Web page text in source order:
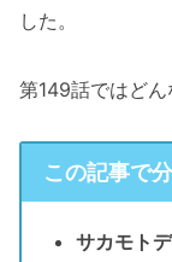
した。
第149話ではどん
この記事で
サカモト